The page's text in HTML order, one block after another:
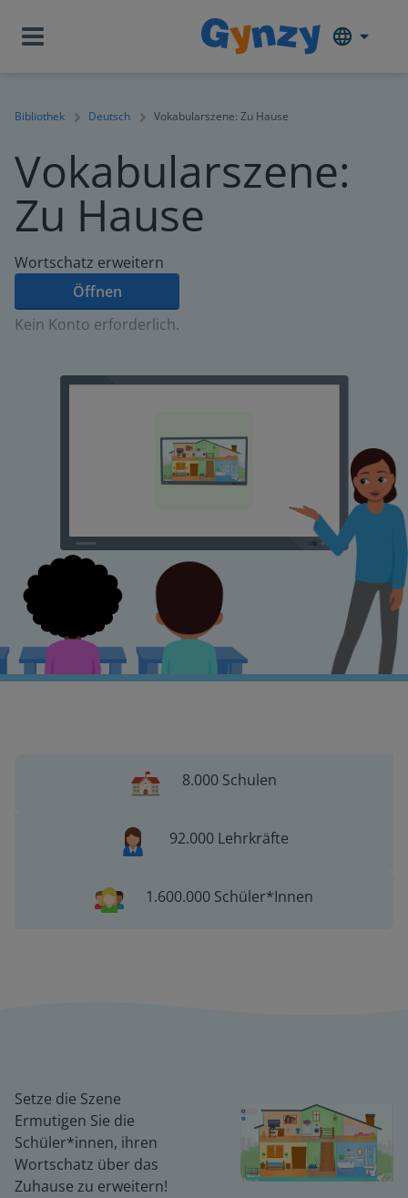
Bibliothek Deutsch Vokabularszene: Zu Hause
Vokabularszene:
Zu Hause
Wortschatz erweitern
Öffnen
Kein Konto erforderlich.
8.000 Schulen
92.000 Lehrkräfte
1.600.000 Schüler*Innen
Setze die Szene
Ermutigen Sie die
Schüler*innen, ihren
Wortschatz über das
Zuhause zu erweitern!